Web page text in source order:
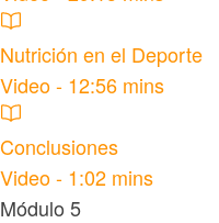
Nutrición en el Deporte
Video - 12:56 mins
Conclusiones
Video - 1:02 mins
Módulo 5